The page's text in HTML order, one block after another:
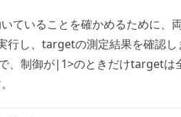
ていることを確かめるために
し、targetの測定結果を確認し
、制御が|1>のときだけtarget